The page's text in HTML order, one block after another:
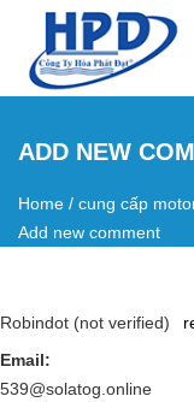
Skip to main content
ADD NEW
You are
Home / cung cấp
Add new comment
Robindot (not verified)
Email:
539@solatog.online